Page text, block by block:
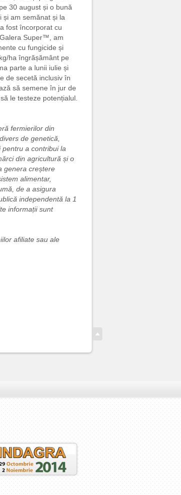
30 august și o bună
și am semănat și la
fost încorporat cu
Super™, am
cu fungicide și
ha îngrășământ pe
parte a lunii iulie și
de secetă inclusiv în
să semene în jur de
le testeze potențialul.
fermierilor din
de genetică,
a contribui la
din agricultură și o
genera creștere
alimentar,
de a asigura
independentă la 1
informații sunt
afiliate sau ale